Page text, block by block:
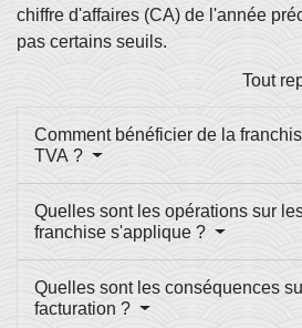
chiffre d'affaires (CA) de l'année
pas certains seuils.
Tout
Comment bénéficier de la
TVA ?
Quelles sont les opérations sur
franchise s'applique ?
Quelles sont les conséquences
facturation ?